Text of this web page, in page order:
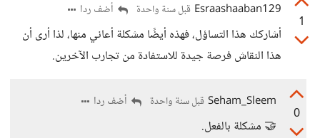
1
Esraashaaban129 قبل سنة واحدة أضف ردا
أشاركك هذا التساؤل، فهذه أيضًا مشكلة أعاني منها، لذا أرى أن
هذا النقاش فرصة جيدة للاستفادة من تجارب الآخرين.
0
Seham_Sleem قبل سنة واحدة أضف ردا
🤝 مشكلة بالفعل.